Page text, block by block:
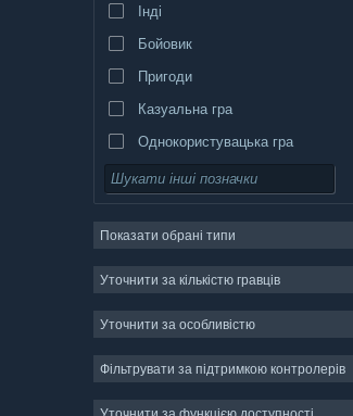
іспанська (Іспанія)
іспанська (Латинська Америка)
Інді
Бойовик
Пригоди
Казуальна гра
Однокористувацька гра
Симулятор
Стратегія
Двовимірність
Вільний доступ
Показати обрані типи
Уточнити за кількістю гравців
Уточнити за особливістю
Фільтрувати за підтримкою контролерів